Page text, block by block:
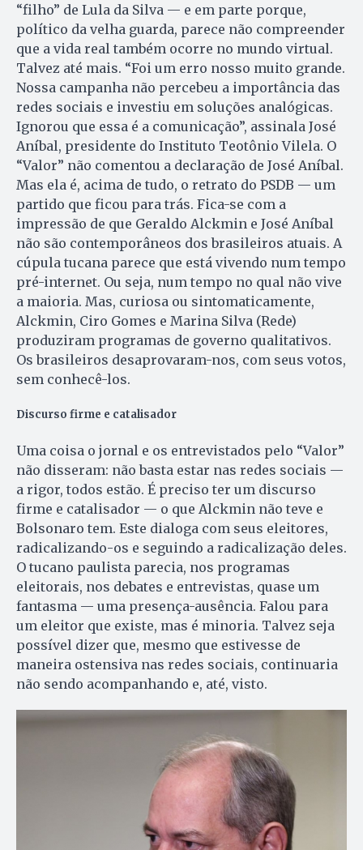
“filho” de Lula da Silva — e em parte porque,
político da velha guarda, parece não compreender
que a vida real também ocorre no mundo virtual.
Talvez até mais. “Foi um erro nosso muito grande.
Nossa campanha não percebeu a importância das
redes sociais e investiu em soluções analógicas.
Ignorou que essa é a comunicação”, assinala José
Aníbal, presidente do Instituto Teotônio Vilela. O
“Valor” não comentou a declaração de José Aníbal.
Mas ela é, acima de tudo, o retrato do PSDB — um
partido que ficou para trás. Fica-se com a
impressão de que Geraldo Alckmin e José Aníbal
não são contemporâneos dos brasileiros atuais. A
cúpula tucana parece que está vivendo num tempo
pré-internet. Ou seja, num tempo no qual não vive
a maioria. Mas, curiosa ou sintomaticamente,
Alckmin, Ciro Gomes e Marina Silva (Rede)
produziram programas de governo qualitativos.
Os brasileiros desaprovaram-nos, com seus votos,
sem conhecê-los.
Discurso firme e catalisador
Uma coisa o jornal e os entrevistados pelo “Valor”
não disseram: não basta estar nas redes sociais —
a rigor, todos estão. É preciso ter um discurso
firme e catalisador — o que Alckmin não teve e
Bolsonaro tem. Este dialoga com seus eleitores,
radicalizando-os e seguindo a radicalização deles.
O tucano paulista parecia, nos programas
eleitorais, nos debates e entrevistas, quase um
fantasma — uma presença-ausência. Falou para
um eleitor que existe, mas é minoria. Talvez seja
possível dizer que, mesmo que estivesse de
maneira ostensiva nas redes sociais, continuaria
não sendo acompanhando e, até, visto.